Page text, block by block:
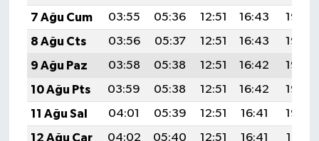
7 Ağu Cum
03:55 05:36 12:51 16:43
19:57
8 Ağu Cts
03:56 05:37 12:51 16:43
19:56
9 Ağu Paz
03:58 05:38 12:51 16:42
19:55
10 Ağu Pts
03:59 05:38 12:51 16:42
19:53
11 Ağu Sal
04:01 05:39 12:51 16:41
19:52
12 Ağu Çar
04:02 05:40 12:51 16:41
19:51